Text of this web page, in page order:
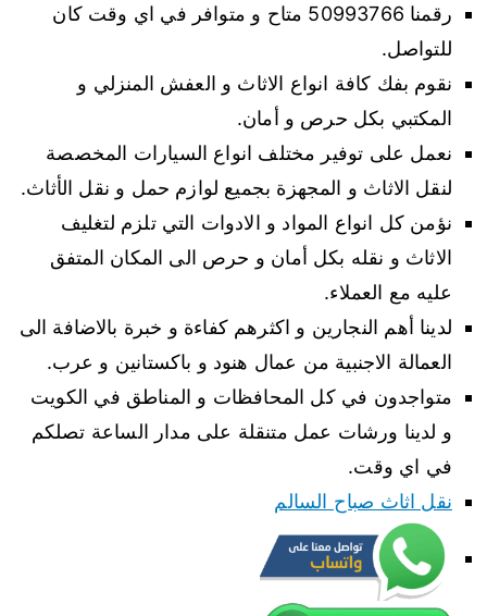
رقمنا 50993766 متاح و متوافر في اي وقت كان
للتواصل.
نقوم بفك كافة انواع الاثاث و العفش المنزلي و
المكتبي بكل حرص و أمان.
نعمل على توفير مختلف انواع السيارات المخصصة
لنقل الاثاث و المجهزة بجميع لوازم حمل و نقل الأثاث.
نؤمن كل انواع المواد و الادوات التي تلزم لتغليف
الاثاث و نقله بكل أمان و حرص الى المكان المتفق
عليه مع العملاء.
لدينا أهم النجارين و اكثرهم كفاءة و خبرة بالاضافة الى
العمالة الاجنبية من عمال هنود و باكستانين و عرب.
متواجدون في كل المحافظات و المناطق في الكويت
و لدينا ورشات عمل متنقلة على مدار الساعة تصلكم
في اي وقت.
نقل اثاث صباح السالم